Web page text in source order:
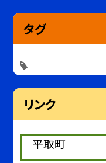
タグ
リンク
平取町